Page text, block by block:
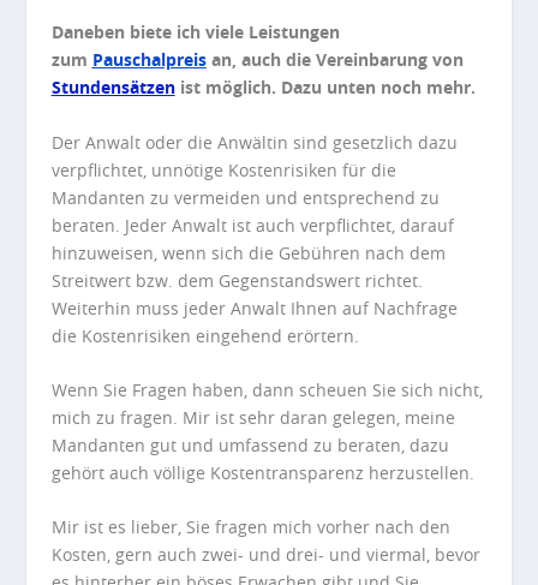
Daneben biete ich viele Leistungen
zum Pauschalpreisan, auch die Vereinbarung von
Stundensätzen ist möglich. Dazu unten noch mehr.
Der Anwalt oder die Anwältin sind gesetzlich dazu
verpflichtet, unnötige Kostenrisiken für die
Mandanten zu vermeiden und entsprechend zu
beraten. Jeder Anwalt ist auch verpflichtet, darauf
hinzuweisen, wenn sich die Gebühren nach dem
Streitwert bzw. dem Gegenstandswert richtet.
Weiterhin muss jeder Anwalt Ihnen auf Nachfrage
die Kostenrisiken eingehend erörtern.
Wenn Sie Fragen haben, dann scheuen Sie sich nicht,
mich zu fragen. Mir ist sehr daran gelegen, meine
Mandanten gut und umfassend zu beraten, dazu
gehört auch völlige Kostentransparenz herzustellen.
Mir ist es lieber, Sie fragen mich vorher nach den
Kosten, gern auch zwei- und drei- und viermal, bevor